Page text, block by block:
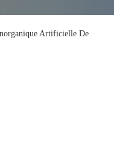
Artificielle De